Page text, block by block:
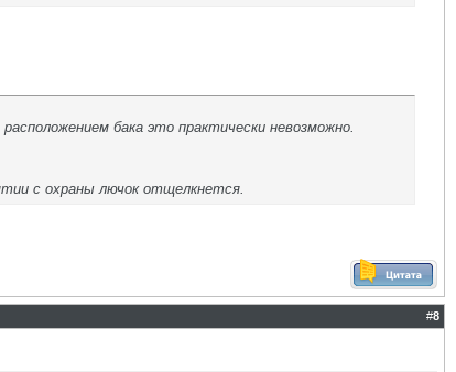
бака это практически невозможно.
с охраны лючок отщелкнется.
#8